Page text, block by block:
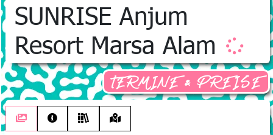
SUNRISE Anjum
Resort Marsa Alam
TERMINE & PREISE